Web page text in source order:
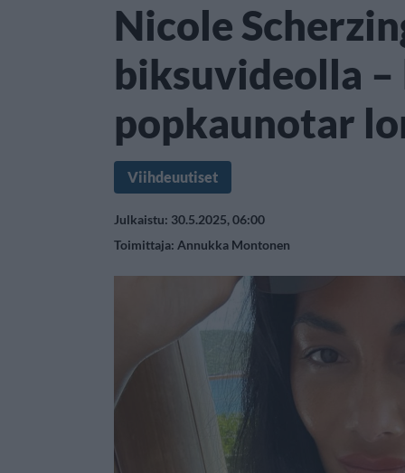
Nicole
biksuvideolla
popkaunotar
Viihdeuutiset
Julkaistu: 30.5.2025, 06:00
Toimittaja: Annukka Montonen